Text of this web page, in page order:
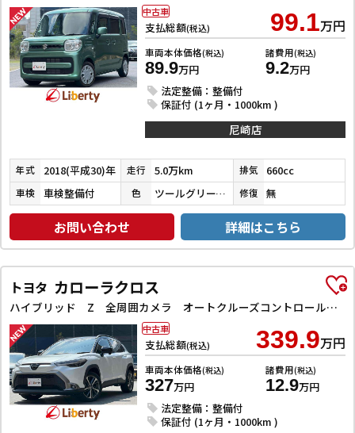
支払総額(税込) 99.1万円
車両本体価格(税込)
89.9万円
諸費用(税込)
9.2万円
法定整備：整備付
保証付 (1ヶ月・1000km )
中古車
尼崎店
年式 2018(平成30)年 走行 5.0万km 排気 660cc
車検 車検整備付 色 ツールグリーンパールメタリック 修復 無
お問い合わせ 詳細はこちら
トヨタ カローラクロス
ハイブリッド Z 全周囲カメラ オートクルーズコントロール レーンアシスト パワーシート 衝突被害軽減システム ナビ TV オートライト LEDヘッドランプ ヘッドライトウォッシャー 電動リアゲート アルミホイール
支払総額(税込) 339.9万円
車両本体価格(税込)
327万円
諸費用(税込)
12.9万円
法定整備：整備付
保証付 (1ヶ月・1000km )
中古車